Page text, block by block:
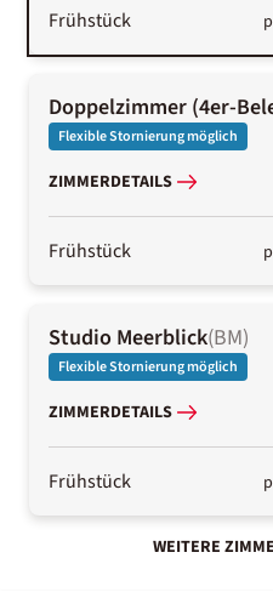
Frühstück
Doppelzimmer (4er-
Flexible Stornierung möglich
ZIMMERDETAILS
Frühstück
Studio Meerblick(BM)
Flexible Stornierung möglich
ZIMMERDETAILS
Frühstück
WEITERE